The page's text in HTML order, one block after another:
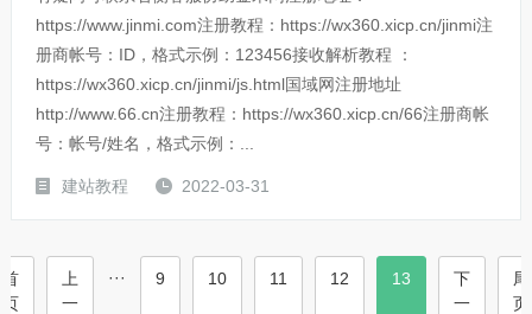
https://www.jinmi.com注册教程：https://wx360.xicp.cn/jinmi注
册商帐号：ID，格式示例：123456接收解析教程 ：
https://wx360.xicp.cn/jinmi/js.html国域网注册地址
http://www.66.cn注册教程：https://wx360.xicp.cn/66注册商帐
号：帐号/姓名，格式示例：...
建站教程 2022-03-31
首
页
上
一
··· 9 10 11 12 13
下
一
尾
页